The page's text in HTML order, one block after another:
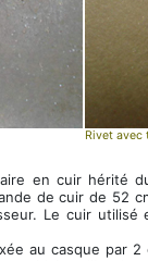
Rivet avec
en cuir hérité
de cuir de 52
Le cuir utilisé
au casque par